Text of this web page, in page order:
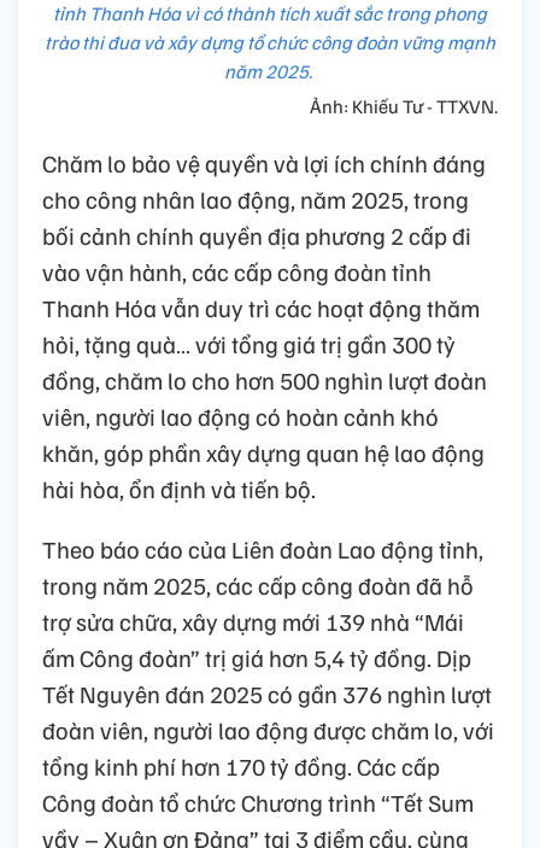
tỉnh Thanh Hóa vì có thành tích xuất sắc trong phong
trào thi đua và xây dựng tổ chức công đoàn vững mạnh
năm 2025.
Ảnh: Khiếu Tư - TTXVN.
Chăm lo bảo vệ quyền và lợi ích chính đáng
cho công nhân lao động, năm 2025, trong
bối cảnh chính quyền địa phương 2 cấp đi
vào vận hành, các cấp công đoàn tỉnh
Thanh Hóa vẫn duy trì các hoạt động thăm
hỏi, tặng quà… với tổng giá trị gần 300 tỷ
đồng, chăm lo cho hơn 500 nghìn lượt đoàn
viên, người lao động có hoàn cảnh khó
khăn, góp phần xây dựng quan hệ lao động
hài hòa, ổn định và tiến bộ.
Theo báo cáo của Liên đoàn Lao động tỉnh,
trong năm 2025, các cấp công đoàn đã hỗ
trợ sửa chữa, xây dựng mới 139 nhà “Mái
ấm Công đoàn” trị giá hơn 5,4 tỷ đồng. Dịp
Tết Nguyên đán 2025 có gần 376 nghìn lượt
đoàn viên, người lao động được chăm lo, với
tổng kinh phí hơn 170 tỷ đồng. Các cấp
Công đoàn tổ chức Chương trình “Tết Sum
vầy – Xuân ơn Đảng” tại 3 điểm cầu, cùng